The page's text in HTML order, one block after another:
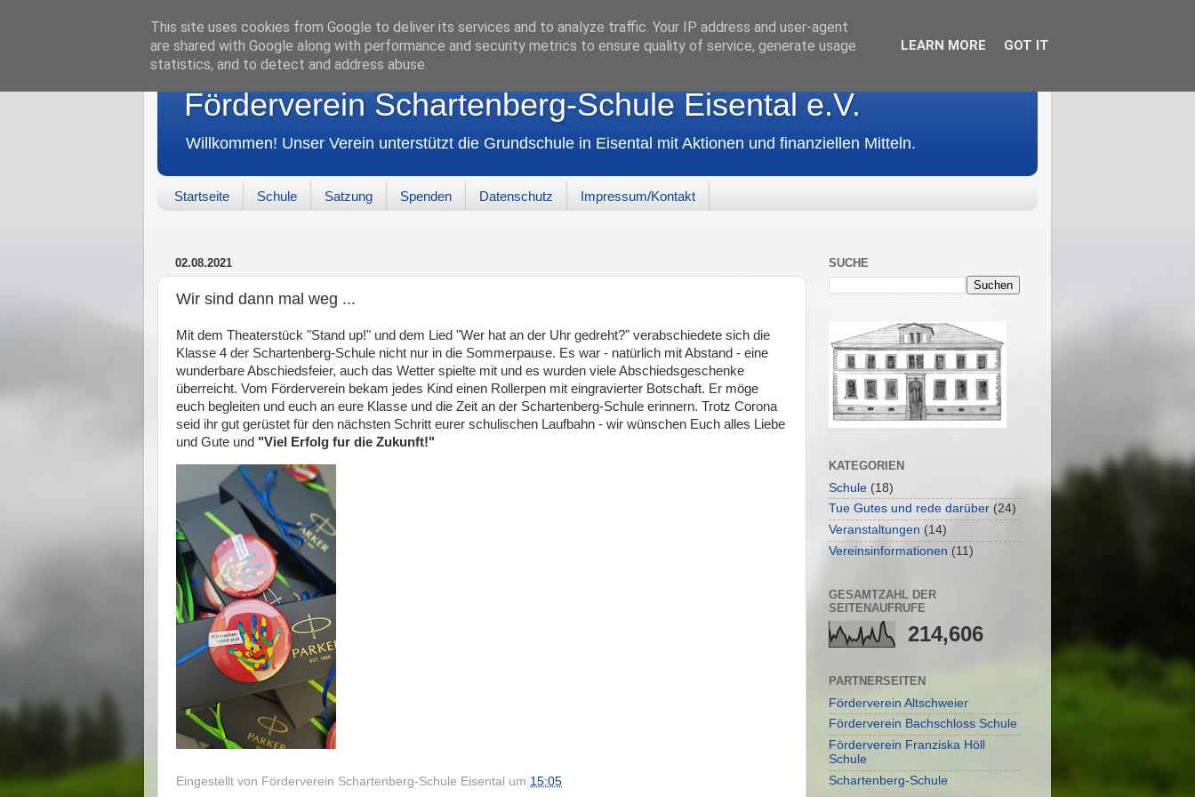
Förderverein Schartenberg-Schule Eisental e.V.
Will­kom­men! Unser Verein unterstützt die Grundschule in Eisental mit Aktionen und finanziellen Mitteln.
Startseite Schule Satzung Spenden Datenschutz Impressum/Kontakt
02.08.2021
Wir sind dann mal weg ...
Mit dem Theaterstück "Stand up!" und dem Lied "Wer hat an der Uhr gedreht?" verabschiedete sich die
Klasse 4 der Schartenberg-Schule nicht nur in die Sommerpause. Es war - natürlich mit Abstand - eine
wunderbare Abschiedsfeier, auch das Wetter spielte mit und es wurden viele Abschiedsgeschenke
überreicht. Vom Förderverein bekam jedes Kind einen Rollerpen mit eingravierter Botschaft. Er möge
euch begleiten und euch an eure Klasse und die Zeit an der Schartenberg-Schule erinnern. Trotz Corona
seid ihr gut gerüstet für den nächsten Schritt eurer schulischen Laufbahn - wir wünschen Euch alles Liebe
und Gute und "Viel Erfolg fur die Zukunft!"
Eingestellt von Förderverein Schartenberg-Schule Eisental um 15:05
SUCHE
KATEGORIEN
Schule (18)
Tue Gutes und rede darüber (24)
Veranstaltungen (14)
Vereinsinformationen (11)
GESAMTZAHL DER
SEITENAUFRUFE
214,606
PARTNERSEITEN
Förderverein Altschweier
Förderverein Bachschloss Schule
Förderverein Franziska Höll
Schule
Schartenberg-Schule
This site uses cookies from Google to deliver its services and to analyze traffic. Your IP address and user-agent
are shared with Google along with performance and security metrics to ensure quality of service, generate usage
statistics, and to detect and address abuse.
LEARN MORE GOT IT